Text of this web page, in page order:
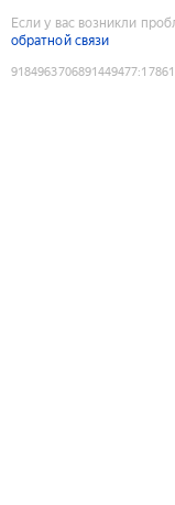
Если у вас возникли
обратной связи
9184963706891449477: